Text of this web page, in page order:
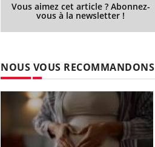
Vous aimez cet article ? Abonnez-
vous à la newsletter !
NOUS VOUS RECOMMANDONS